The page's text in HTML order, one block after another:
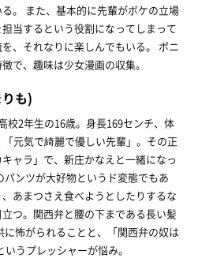
。 また、基本的に先輩がボケの立場
当するという役割になってしまって
、それなりに楽しんでもいる。 ポニ
で、趣味は少女漫画の収集。
も)
校2年生の16歳。身長169センチ、体
元気で綺麗で優しい先輩」。その正
ャラ」で、新庄かなえと一緒になっ
ンツが大好物というド変態でもあ
あまつさえ食べようとしたりするな
つ。関西弁と腰の下まである長い髪
怖がられることと、「関西弁の奴は
うプレッシャーが悩み。